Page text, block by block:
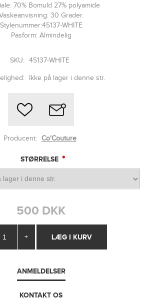
70% Bomuld 27% polyamide
30 Grader.
Stylenummer:45137-WHITE
Pasform: Almindelig
SKU: 45137-WHITE
Ikke på lager i denne str.
Producent: Co'Couture
STØRRELSE *
500 DKK
+
ANMELDELSER
KONTAKT OS